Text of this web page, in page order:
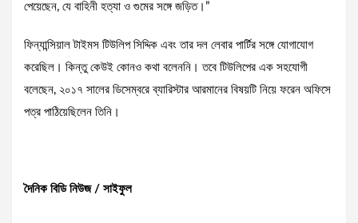
পেয়েছেন, যে বাহিনী হত্যা ও গুমের সঙ্গে জড়িত।”
ফিন্যান্সিয়াল টাইমস টিউলিপ সিদ্দিক এবং তার দল লেবার পার্টির সঙ্গে যোগাযোগ
করেছিল। কিন্তু কেউই কোনও কথা বলেননি। তবে টিউলিপের এক সহযোগী
বলেছেন, ২০১৭ সালের ডিসেম্বরে ব্যারিস্টার আরমানের বিষয়টি নিয়ে ফরেন অফিসে
পত্র পাঠিয়েছিলেন তিনি।
দৈনিক বিডি নিউজ / সাইফুল